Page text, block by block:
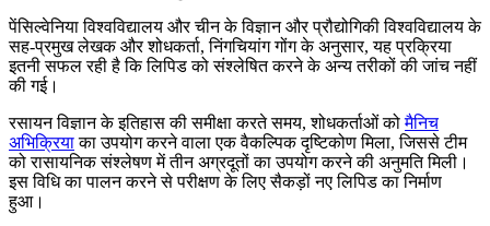
पेंसिल्वेनिया विश्वविद्यालय और चीन के विज्ञान और प्रौद्योगिकी विश्वविद्यालय के
सह-प्रमुख लेखक और शोधकर्ता, निंगचियांग गोंग के अनुसार, यह प्रक्रिया
इतनी सफल रही है कि लिपिड को संश्लेषित करने के अन्य तरीकों की जांच नहीं
की गई।
रसायन विज्ञान के इतिहास की समीक्षा करते समय, शोधकर्ताओं कोमैनिच
अभिक्रियाका उपयोग करने वाला एक वैकल्पिक दृष्टिकोण मिला, जिससे टीम
को रासायनिक संश्लेषण में तीन अग्रदूतों का उपयोग करने की अनुमति मिली।
इस विधि का पालन करने से परीक्षण के लिए सैकड़ों नए लिपिड का निर्माण
हुआ।